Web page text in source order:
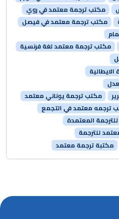
مكتب ترجمة معتمد في روي
مكتب ترجمة معتمد في فيصل
مكتب ترجمة معتمد لغة فرنسية
مكتب ترجمة يوناني معتمد
ترجمه معتمد في التجمع
المعتمدة
للترجمة
مكتبة ترجمة معتمد